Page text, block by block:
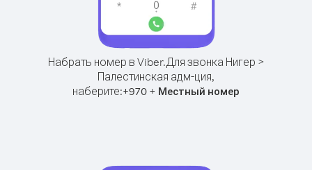
Набрать номер в Viber.Для звонка Нигер >
Палестинская адм-ция,
наберите:+970 + Местный номер